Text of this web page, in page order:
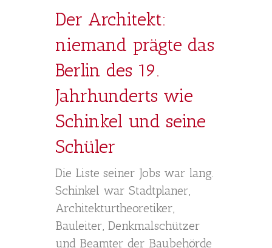
Der Architekt:
niemand prägte das
Berlin des 19.
Jahrhunderts wie
Schinkel und seine
Schüler
Die Liste seiner Jobs war lang.
Schinkel war Stadtplaner,
Architekturtheoretiker,
Bauleiter, Denkmalschützer
und Beamter der Baubehörde